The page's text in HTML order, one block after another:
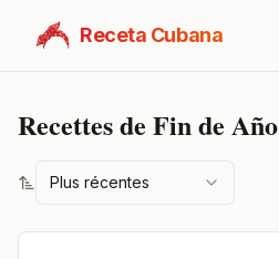
Receta Cubana
Recettes de Fin de Año
Plus récentes